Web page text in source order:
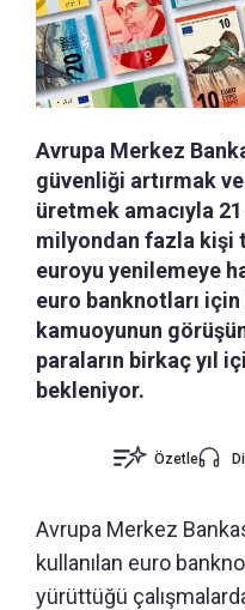
Avrupa Merkez
güvenliği artırmak
üretmek amacıyla
milyondan fazla kişi
euroyu yenilemeye
euro banknotları için
kamuoyunun
paraların birkaç yıl
bekleniyor.
Özetle
Avrupa Merkez
kullanılan euro
yürüttüğü